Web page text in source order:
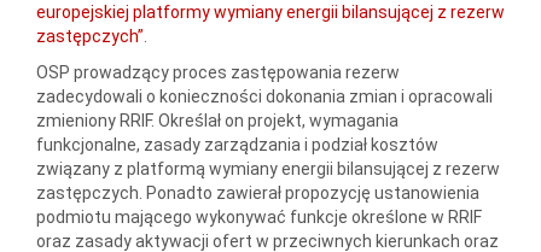
europejskiej platformy wymiany energii bilansującej z rezerw
zastępczych”
OSP prowadzący proces zastępowania rezerw
zadecydowali o konieczności dokonania zmian i opracowali
zmieniony RRIF. Określał on projekt, wymagania
funkcjonalne, zasady zarządzania i podział kosztów
związany z platformą wymiany energii bilansującej z rezerw
zastępczych. Ponadto zawierał propozycję ustanowienia
podmiotu mającego wykonywać funkcje określone w RRIF
oraz zasady aktywacji ofert w przeciwnych kierunkach oraz